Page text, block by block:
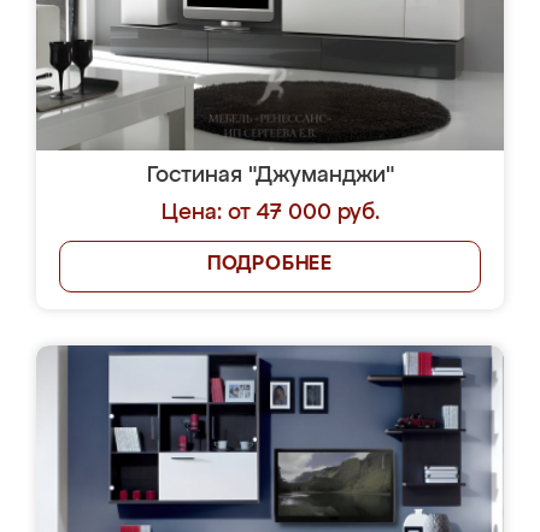
Гостиная "Джуманджи"
Цена: от 47 000 руб.
ПОДРОБНЕЕ